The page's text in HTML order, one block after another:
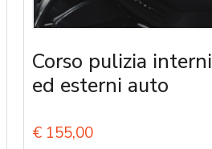
Corso pulizia interni
ed esterni auto
€ 155,00